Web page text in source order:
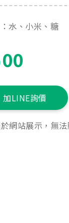
水、小米、糖
加LINE詢價
網站展示，無